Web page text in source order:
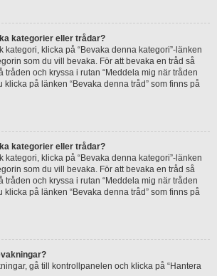
kategorier eller trådar?
kategori, klicka på “Bevaka denna kategori”-länken
som du vill bevaka. För att bevaka en tråd så
tråden och kryssa i rutan “Meddela mig när tråden
klicka på länken “Bevaka denna tråd” som finns på
kategorier eller trådar?
kategori, klicka på “Bevaka denna kategori”-länken
som du vill bevaka. För att bevaka en tråd så
tråden och kryssa i rutan “Meddela mig när tråden
klicka på länken “Bevaka denna tråd” som finns på
gå till kontrollpanelen och klicka på “Hantera